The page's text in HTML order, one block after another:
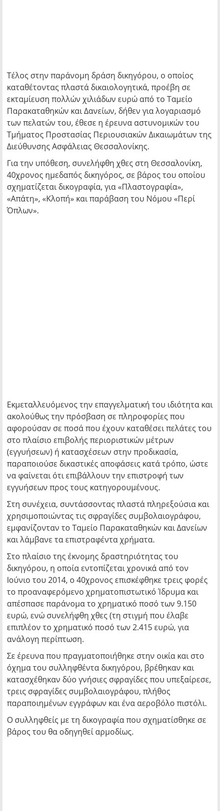
Τέλος στην παράνομη δράση δικηγόρου, ο οποίος
καταθέτοντας πλαστά δικαιολογητικά, προέβη σε
εκταμίευση πολλών χιλιάδων ευρώ από το Ταμείο
Παρακαταθηκών και Δανείων, δήθεν για λογαριασμό
των πελατών του, έθεσε η έρευνα αστυνομικών του
Τμήματος Προστασίας Περιουσιακών Δικαιωμάτων της
Διεύθυνσης Ασφάλειας Θεσσαλονίκης.
Για την υπόθεση, συνελήφθη χθες στη Θεσσαλονίκη,
40χρονος ημεδαπός δικηγόρος, σε βάρος του οποίου
σχηματίζεται δικογραφία, για «Πλαστογραφία»,
«Απάτη», «Κλοπή» και παράβαση του Νόμου «Περί
Όπλων».
Εκμεταλλευόμενος την επαγγελματική του ιδιότητα και
ακολούθως την πρόσβαση σε πληροφορίες που
αφορούσαν σε ποσά που έχουν καταθέσει πελάτες του
στο πλαίσιο επιβολής περιοριστικών μέτρων
(εγγυήσεων) ή κατασχέσεων στην προδικασία,
παραποιούσε δικαστικές αποφάσεις κατά τρόπο, ώστε
να φαίνεται ότι επιβάλλουν την επιστροφή των
εγγυήσεων προς τους κατηγορουμένους.
Στη συνέχεια, συντάσσοντας πλαστά πληρεξούσια και
χρησιμοποιώντας τις σφραγίδες συμβολαιογράφου,
εμφανίζονταν το Ταμείο Παρακαταθηκών και Δανείων
και λάμβανε τα επιστραφέντα χρήματα.
Στο πλαίσιο της έκνομης δραστηριότητας του
δικηγόρου, η οποία εντοπίζεται χρονικά από τον
Ιούνιο του 2014, ο 40χρονος επισκέφθηκε τρεις φορές
το προαναφερόμενο χρηματοπιστωτικό Ίδρυμα και
απέσπασε παράνομα το χρηματικό ποσό των 9.150
ευρώ, ενώ συνελήφθη χθες (τη στιγμή που έλαβε
επιπλέον το χρηματικό ποσό των 2.415 ευρώ, για
ανάλογη περίπτωση.
Σε έρευνα που πραγματοποιήθηκε στην οικία και στο
όχημα του συλληφθέντα δικηγόρου, βρέθηκαν και
κατασχέθηκαν δύο γνήσιες σφραγίδες που υπεξαίρεσε,
τρεις σφραγίδες συμβολαιογράφου, πλήθος
παραποιημένων εγγράφων και ένα αεροβόλο πιστόλι.
Ο συλληφθείς με τη δικογραφία που σχηματίσθηκε σε
βάρος του θα οδηγηθεί αρμοδίως.